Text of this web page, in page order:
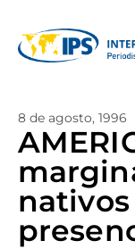
8 de agosto, 1996